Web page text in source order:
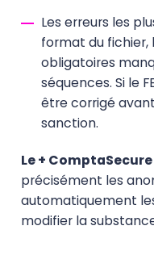
Les erreurs les
format du fichier,
obligatoires
séquences. Si le
être corrigé
sanction.
Le + ComptaSecure
précisément les
automatiquement
modifier la